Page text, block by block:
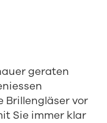
geraten
Brillengläser vor
Sie immer klar